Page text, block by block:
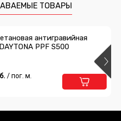
/ шт
шт
Предзаказ
ТОВАРЫ
антигравийная
PPF S500
/ пог. м.